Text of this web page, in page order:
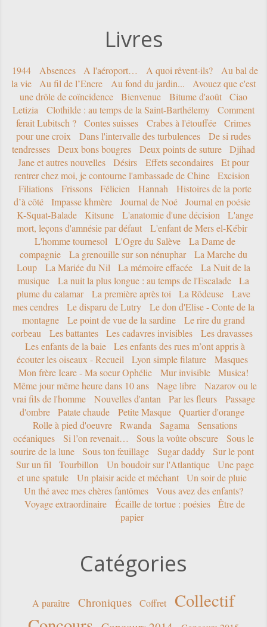
Livres
1944 Absences A l'aéroport… A quoi rêvent-ils?
Au bal de
la vie
Au fil de l’Encre Au fond du jardin...
Avouez que c'est
une drôle de coïncidence
Bienvenue Bitume d'août
Ciao
Letizia
Clothilde : au temps de la Saint-Barthélemy
Comment
ferait Lubitsch ?
Contes suisses Crabes à l'étouffée
Crimes
pour une croix
Dans l'intervalle des turbulences
De si rudes
tendresses
Deux bons bougres Deux points de suture
Djihad
Jane et autres nouvelles
Désirs Effets secondaires
Et pour
rentrer chez moi, je contourne l'ambassade de Chine
Excision
Filiations
Frissons Félicien Hannah
Histoires de la porte
d’à côté
Impasse khmère Journal de Noé
Journal en poésie
K-Squat-Balade
Kitsune L'anatomie d'une décision
L'ange
mort, leçons d'amnésie par défaut
L'enfant de Mers el-Kébir
L'homme tournesol
L'Ogre du Salève
La Dame de
compagnie
La grenouille sur son nénuphar
La Marche du
Loup
La Mariée du Nil La mémoire effacée
La Nuit de la
musique
La nuit la plus longue : au temps de l'Escalade
La
plume du calamar
La première après toi La Rôdeuse
Lave
mes cendres
Le disparu de Lutry
Le don d'Elise - Conte de la
montagne
Le point de vue de la sardine
Le rire du grand
corbeau
Les battantes Les cadavres invisibles
Les dravasses
Les enfants de la baie
Les enfants des rues m’ont appris à
écouter les oiseaux - Recueil
Lyon simple filature
Masques
Mon frère Icare - Ma soeur Ophélie
Mur invisible
Musica!
Même jour même heure dans 10 ans
Nage libre
Nazarov ou le
vrai fils de l'homme
Nouvelles d'antan Par les fleurs
Passage
d'ombre
Patate chaude Petite Masque
Quartier d'orange
Rolle à pied d'oeuvre
Rwanda Sagama
Sensations
océaniques
Si l’on revenait… Sous la voûte obscure
Sous le
sourire de la lune
Sous ton feuillage Sugar daddy
Sur le pont
Sur un fil
Tourbillon Un boudoir sur l'Atlantique
Une page
et une spatule
Un plaisir acide et méchant
Un soir de pluie
Un thé avec mes chères fantômes
Vous avez des enfants?
Voyage extraordinaire
Écaille de tortue : poésies
Être de
papier
Catégories
A paraître Chroniques Coffret
Collectif